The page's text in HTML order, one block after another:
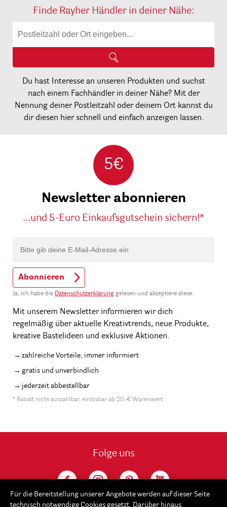
Finde Rayher Händler in deiner Nähe:
Du hast Interesse an unseren Produkten und suchst
nach einem Fachhändler in deiner Nähe? Mit der
Nennung deiner Postleitzahl oder deinem Ort kannst du
dir diesen hier schnell und einfach anzeigen lassen.
5€
Newsletter abonnieren
...und 5-Euro Einkaufsgutschein sichern!*
Abonnieren
Ja, ich habe die Datenschutzerklärung gelesen und akzeptiere diese.
Mit unserem Newsletter informieren wir dich
regelmäßig über aktuelle Kreativtrends, neue Produkte,
kreative Bastelideen und exklusive Aktionen.
zahlreiche Vorteile, immer informiert
gratis und unverbindlich
jederzeit abbestellbar
* Rabatt nicht auszahlbar, einlösbar ab 20,-€ Warenwert
Folge uns
Für die Bereitstellung unserer Angebote werden auf dieser Seite
technisch notwendige Cookies gesetzt. Darüber hinaus